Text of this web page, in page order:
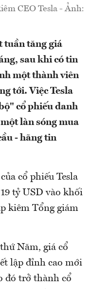
CEO Tesla - Ảnh:
tuần tăng giá
sau khi có tin
một thành viên
tới. Việc Tesla
cổ phiếu danh
làn sóng mua
- hãng tin
cổ phiếu Tesla
tỷ USD vào khối
kiêm Tổng giám
Năm, giá cổ
lập đỉnh cao mới
đó trở thành cổ